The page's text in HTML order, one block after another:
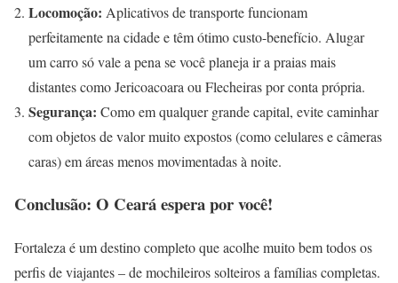
Locomoção: Aplicativos de transporte funcionam
perfeitamente na cidade e têm ótimo custo-benefício. Alugar
um carro só vale a pena se você planeja ir a praias mais
distantes como Jericoacoara ou Flecheiras por conta própria.
Segurança: Como em qualquer grande capital, evite caminhar
com objetos de valor muito expostos (como celulares e câmeras
caras) em áreas menos movimentadas à noite.
Conclusão: O Ceará espera por você!
Fortaleza é um destino completo que acolhe muito bem todos os
perfis de viajantes – de mochileiros solteiros a famílias completas.